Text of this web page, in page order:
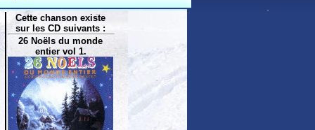
Cette chanson existe
sur les CD suivants :
26 Noëls du monde
entier vol 1.